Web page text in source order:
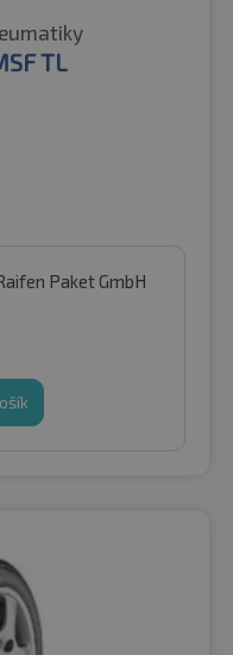
TL
Paket GmbH